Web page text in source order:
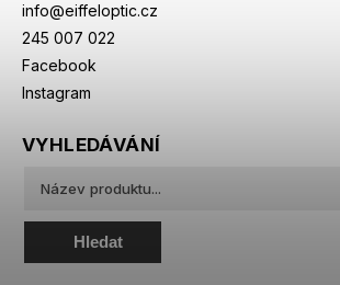
info@eiffeloptic.cz
245 007 022
Facebook
Instagram
VYHLEDÁVÁNÍ
Hledat